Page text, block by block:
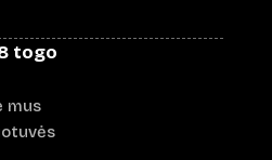
togo
mus